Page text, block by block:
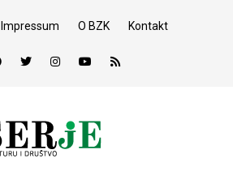
Impressum O BZK Kontakt